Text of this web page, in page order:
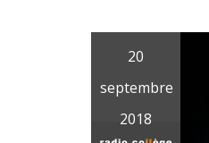
20
septembre
2018